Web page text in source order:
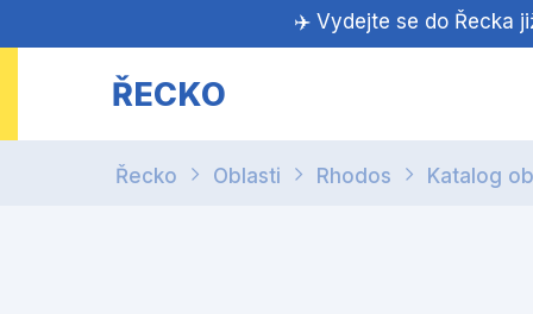
✈️ Vydejte se do Řecka
ŘECKO
Řecko Oblasti Rhodos Katalog